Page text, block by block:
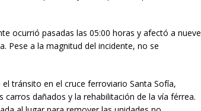
ocurrió pasadas las 05:00 horas y afectó a nueve
Pese a la magnitud del incidente, no se
tránsito en el cruce ferroviario Santa Sofía,
dañados y la rehabilitación de la vía férrea.